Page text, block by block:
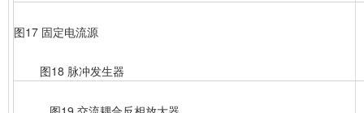
图17 固定电流源
图18 脉冲发生器